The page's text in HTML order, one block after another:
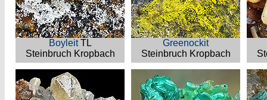
BoyleitTL
Steinbruch Kropbach
Greenockit
Steinbruch Kropbach